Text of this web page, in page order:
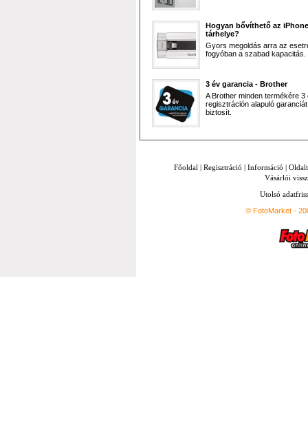
Hogyan bővíthető az iPhone
tárhelye?
Gyors megoldás arra az
fogyóban a szabad kapacitás.
3 év garancia - Brother
A Brother minden termékére 3
regisztráción alapuló garanciát
biztosít.
Főoldal | Regisztráció | Információ |
Vásárlói
Utolsó
© FotoMarket -